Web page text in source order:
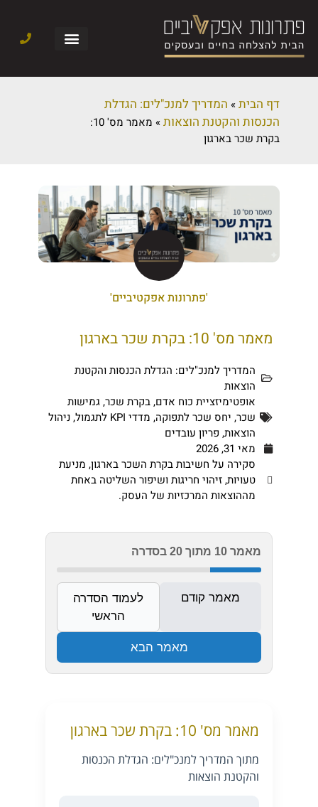
דף הבית» המדריך למנכ"לים: הגדלת
הכנסות והקטנת הוצאות»
מאמר מס' 10:
בקרת שכר בארגון
'פתרונות אפקטיביים'
מאמר מס' 10: בקרת שכר בארגון
המדריך למנכ"לים: הגדלת הכנסות והקטנת
הוצאות
אופטימיזציית כוח אדם,בקרת שכר,גמישות
שכר, יחס שכר לתפוקה, מדדי KPI לתגמול ,ניהול
הוצאות, פריון עובדים
מאי 31, 2026
סקירה על חשיבות בקרת השכר בארגון, מניעת
טעויות, זיהוי חריגות ושיפור השליטה באחת
מההוצאות המרכזיות של העסק.
מאמר 10 מתוך 20 בסדרה
מאמר קודם
לעמוד הסדרה
הראשי
מאמר הבא
מאמר מס' 10: בקרת שכר בארגון
מתוך המדריך למנכ"לים: הגדלת הכנסות
והקטנת הוצאות